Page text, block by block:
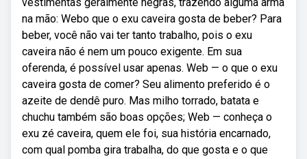
na mão: Webo que o exu caveira gosta de beber? Para
beber, você não vai ter tanto trabalho, pois o exu
caveira não é nem um pouco exigente. Em sua
oferenda, é possível usar apenas. Web — o que o exu
caveira gosta de comer? Seu alimento preferido é o
azeite de dendê puro. Mas milho torrado, batata e
chuchu também são boas opções; Web — conheça o
exu zé caveira, quem ele foi, sua história encarnado,
com qual pomba gira trabalha, do que gosta e o que